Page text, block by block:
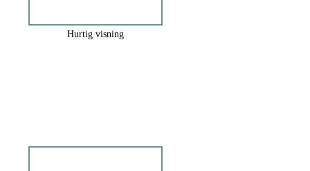
Hurtig visning